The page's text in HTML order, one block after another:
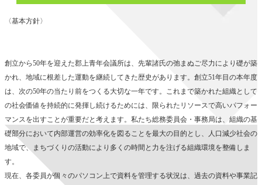
〈基本方針〉
創立から50年を迎えた郡上青年会議所は、先輩諸氏の弛まぬご尽力により礎が築
かれ、地域に根差した運動を継続してきた歴史があります。創立51年目の本年度
は、次の50年の当たり前をつくる大切な一年です。これまで築かれた組織として
の社会価値を持続的に発揮し続けるためには、限られたリソースで高いパフォー
マンスを出すことが重要だと考えます。私たち総務委員会・事務局は、組織の基
礎部分において内部運営の効率化を図ることを最大の目的とし、人口減少社会の
地域で、まちづくりの活動により多くの時間と力を注げる組織環境を整備しま
す。
現在、各委員が個々のパソコン上で資料を管理する状況は、過去の資料や事業記